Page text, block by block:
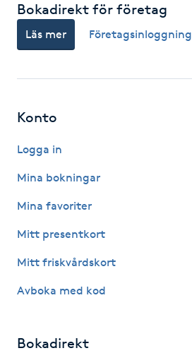
IR-massage
Japansk massage
Katun fransar
Keratinbehandling
Kinesiologi
Kinesisk medicin
Bokadirekt för företag
Läs mer Företagsinloggning
Konto
Logga in
Mina bokningar
Mina favoriter
Mitt presentkort
Mitt friskvårdskort
Avboka med kod
Bokadirekt